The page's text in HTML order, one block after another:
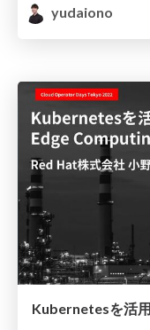
yudaiono
Kubernetesを活